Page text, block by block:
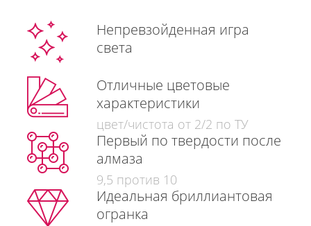
Непревзойденная игра
света
Отличные цветовые
характеристики
цвет/чистота от 2/2 по ТУ
Первый по твердости после
алмаза
9,5 против 10
Идеальная бриллиантовая
огранка